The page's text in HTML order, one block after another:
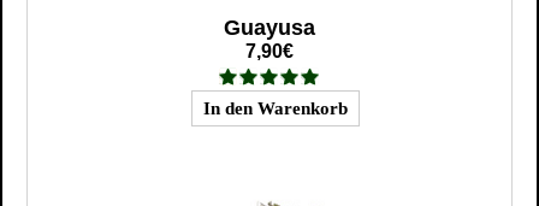
Guayusa
7,90€